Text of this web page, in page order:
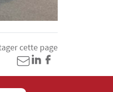
cette page